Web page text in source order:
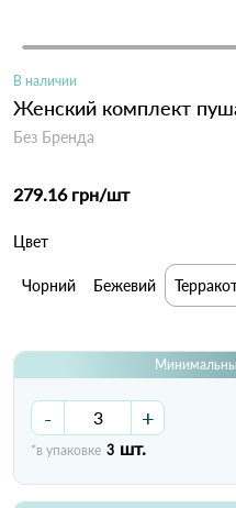
В наличии
Женский комплект
Без Бренда
279.16 грн/шт
Цвет
Чорний Бежевий
- +
*в упаковке 3 шт.